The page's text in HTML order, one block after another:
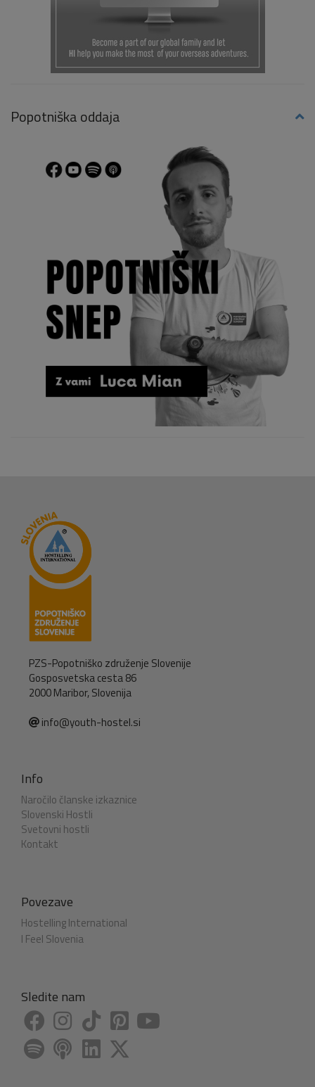
Popotniška oddaja
PZS-Popotniško združenje Slovenije
Gosposvetska cesta 86
2000 Maribor, Slovenija
info@youth-hostel.si
Info
Naročilo članske izkaznice
Slovenski Hostli
Svetovni hostli
Kontakt
Povezave
Hostelling International
I Feel Slovenia
Sledite nam